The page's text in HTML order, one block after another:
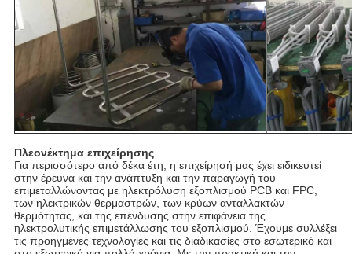
Πλεονέκτημα επιχείρησης
Για περισσότερο από δέκα έτη, η επιχείρησή μας έχει ειδικευτεί
στην έρευνα και την ανάπτυξη και την παραγωγή του
επιμεταλλώνοντας με ηλεκτρόλυση εξοπλισμού PCB και FPC,
των ηλεκτρικών θερμαστρών, των κρύων ανταλλακτών
θερμότητας, και της επένδυσης στην επιφάνεια της
ηλεκτρολυτικής επιμετάλλωσης του εξοπλισμού. Έχουμε συλλέξει
τις προηγμένες τεχνολογίες και τις διαδικασίες στο εσωτερικό και